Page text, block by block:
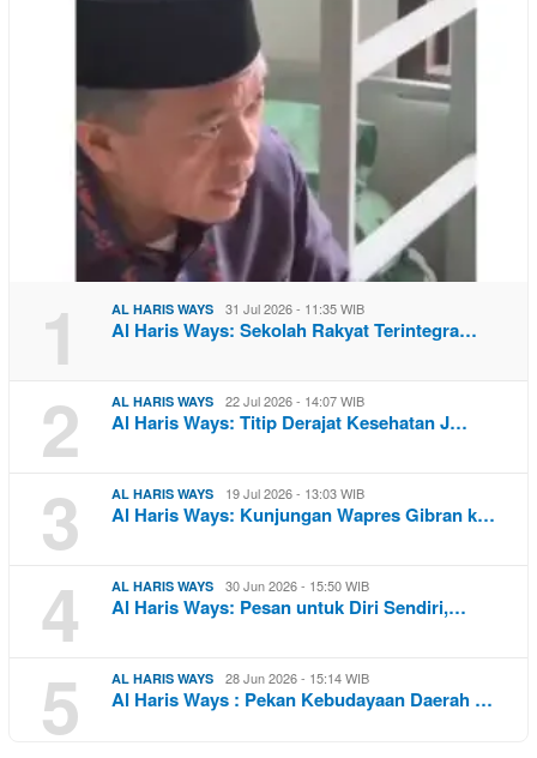
1 AL HARIS WAYS 31 Jul 2026 - 11:35 WIB
Al Haris Ways: Sekolah Rakyat Terintegra…
2 AL HARIS WAYS 22 Jul 2026 - 14:07 WIB
Al Haris Ways: Titip Derajat Kesehatan J…
3 AL HARIS WAYS 19 Jul 2026 - 13:03 WIB
Al Haris Ways: Kunjungan Wapres Gibran k…
4 AL HARIS WAYS 30 Jun 2026 - 15:50 WIB
Al Haris Ways: Pesan untuk Diri Sendiri,…
5 AL HARIS WAYS 28 Jun 2026 - 15:14 WIB
Al Haris Ways : Pekan Kebudayaan Daerah …